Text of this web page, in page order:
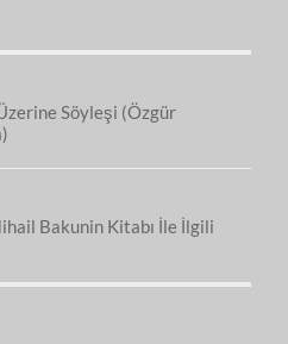
Söyleşi (Özgür
Bakunin Kitabı İle İlgili